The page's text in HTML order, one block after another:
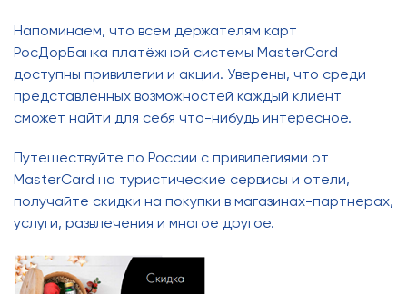
Напоминаем, что всем держателям карт
РосДорБанка платёжной системы MasterCard
доступны привилегии и акции. Уверены, что среди
представленных возможностей каждый клиент
сможет найти для себя что-нибудь интересное.
Путешествуйте по России с привилегиями от
MasterCard на туристические сервисы и отели,
получайте скидки на покупки в магазинах-партнерах,
услуги, развлечения и многое другое.